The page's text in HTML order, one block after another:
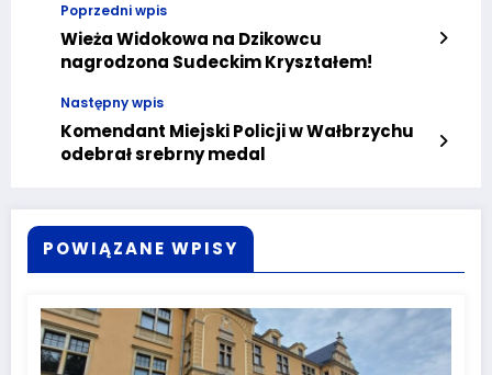
Poprzedni wpis
Wieża Widokowa na Dzikowcu
nagrodzona Sudeckim Kryształem!
Następny wpis
Komendant Miejski Policji w Wałbrzychu
odebrał srebrny medal
POWIĄZANE WPISY